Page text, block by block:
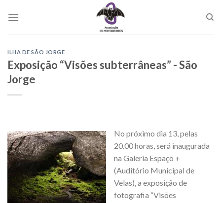
ILHA DE SÃO JORGE
Exposição “Visões subterrâneas” - São
Jorge
No próximo dia 13, pelas
20.00 horas, será inaugurada
na Galeria Espaço +
(Auditório Municipal de
Velas), a exposição de
fotografia “Visões